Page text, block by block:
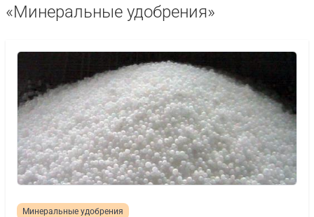
«Минеральные удобрения»
Минеральные удобрения